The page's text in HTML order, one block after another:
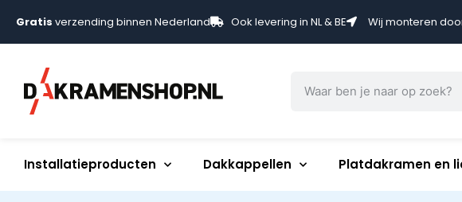
Gratis verzending binnen Nederland Ook levering in NL & BE Wij monteren
Installatieproducten Dakkappellen Platdakramen en